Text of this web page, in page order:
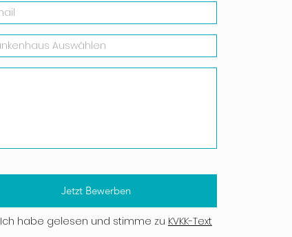
Jetzt Bewerben
Ich habe gelesen und stimme zu KVKK-Text